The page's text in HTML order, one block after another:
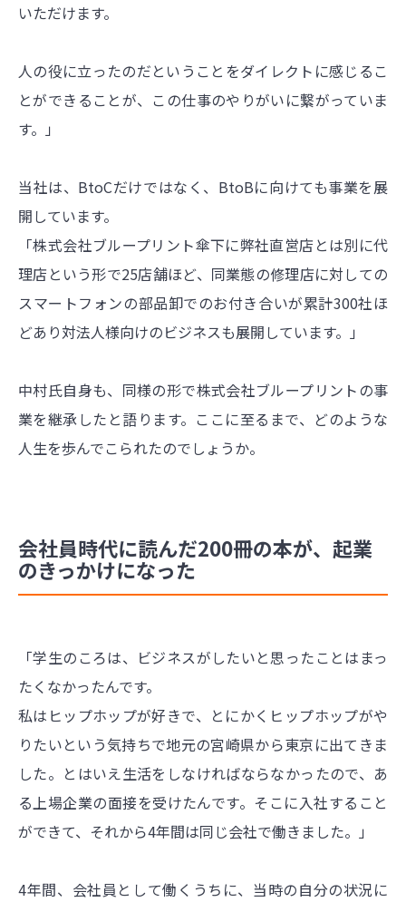
いただけます。
人の役に立ったのだということをダイレクトに感じるこ
とができることが、この仕事のやりがいに繋がっていま
す。」
当社は、BtoCだけではなく、BtoBに向けても事業を展
開しています。
「株式会社ブループリント傘下に弊社直営店とは別に代
理店という形で25店舗ほど、同業態の修理店に対しての
スマートフォンの部品卸でのお付き合いが累計300社ほ
どあり対法人様向けのビジネスも展開しています。」
中村氏自身も、同様の形で株式会社ブループリントの事
業を継承したと語ります。ここに至るまで、どのような
人生を歩んでこられたのでしょうか。
会社員時代に読んだ200冊の本が、起業
のきっかけになった
「学生のころは、ビジネスがしたいと思ったことはまっ
たくなかったんです。
私はヒップホップが好きで、とにかくヒップホップがや
りたいという気持ちで地元の宮崎県から東京に出てきま
した。とはいえ生活をしなければならなかったので、あ
る上場企業の面接を受けたんです。そこに入社すること
ができて、それから4年間は同じ会社で働きました。」
4年間、会社員として働くうちに、当時の自分の状況に